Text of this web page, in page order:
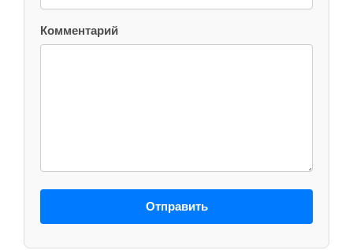
Комментарий
Отправить